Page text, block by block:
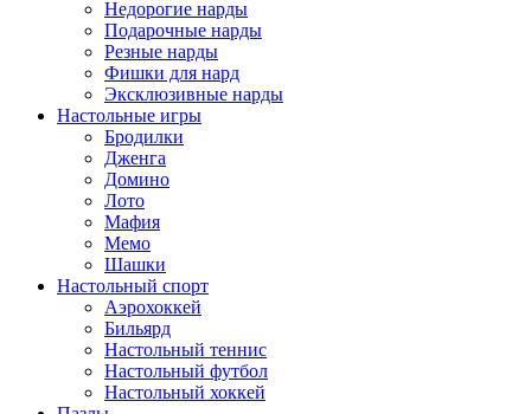
Недорогие нарды
Подарочные нарды
Резные нарды
Фишки для нард
Эксклюзивные нарды
Настольные игры
Бродилки
Дженга
Домино
Лото
Мафия
Мемо
Шашки
Настольный спорт
Аэрохоккей
Бильярд
Настольный теннис
Настольный футбол
Настольный хоккей